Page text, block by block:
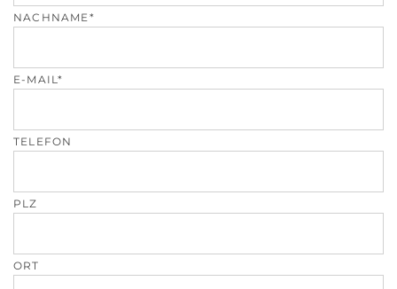
NACHNAME*
E-MAIL*
TELEFON
PLZ
ORT